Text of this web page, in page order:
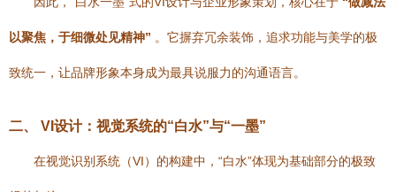
以聚焦，于细微处见精神” 。它摒弃冗余装饰，追求功能与美学的极
致统一，让品牌形象本身成为最具说服力的沟通语言。
二、 VI设计：视觉系统的“白水”与“一墨”
在视觉识别系统（VI）的构建中，“白水”体现为基础部分的极致